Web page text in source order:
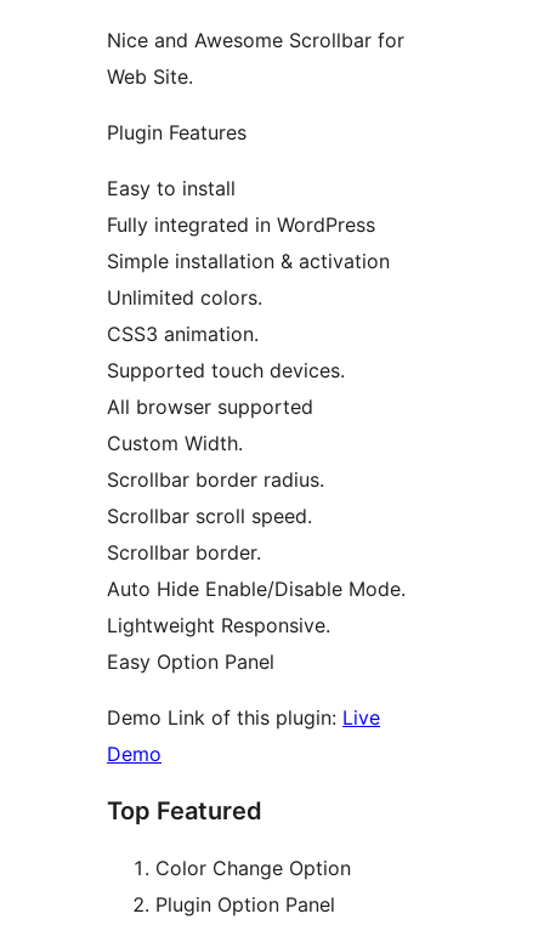
Nice and Awesome Scrollbar for
Web Site.
Plugin Features
Easy to install
Fully integrated in WordPress
Simple installation & activation
Unlimited colors.
CSS3 animation.
Supported touch devices.
All browser supported
Custom Width.
Scrollbar border radius.
Scrollbar scroll speed.
Scrollbar border.
Auto Hide Enable/Disable Mode.
Lightweight Responsive.
Easy Option Panel
Demo Link of this plugin: Live
Demo
Top Featured
Color Change Option
Plugin Option Panel